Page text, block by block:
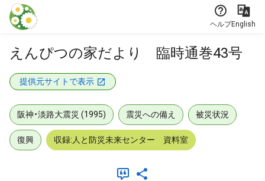
本文に飛ぶ
ヘルプEnglish
えんぴつの家だより 臨時通巻43号
提供元サイトで表示
阪神・淡路大震災 (1995) 震災への備え 被災状況
復興 収録:人と防災未来センター 資料室